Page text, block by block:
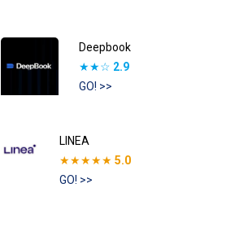
Deepbook
★★☆ 2.9
GO! >>
LINEA
★★★★★ 5.0
GO! >>